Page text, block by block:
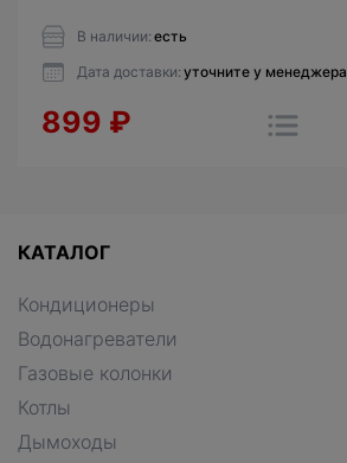
В наличии: есть
Дата доставки: уточните у менеджера
899 ₽
КАТАЛОГ
Кондиционеры
Водонагреватели
Газовые колонки
Котлы
Дымоходы